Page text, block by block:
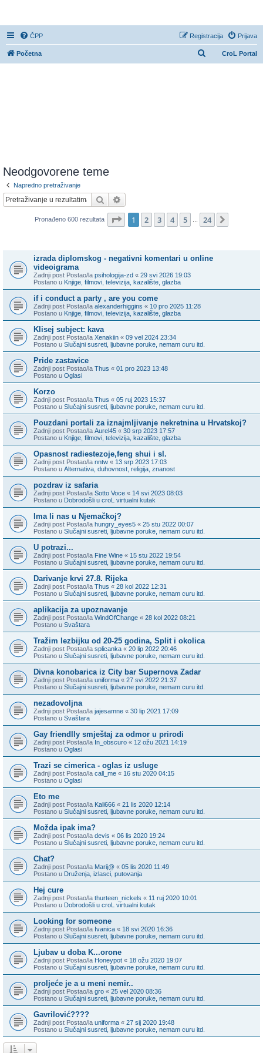
ČPP Prijava
Registracija
CroL Portal
Početna
Neodgovorene teme
Napredno pretraživanje
Pretražnik
Pronađeno 600 rezultata Stranica: 1/ 24.
1 2 3 4 5 24
izrada diplomskog - negativni komentari u online
videoigrama
Zadnji post Postao/la psihologija-zd « 29 svi 2026 19:03
Postano u Knjige, filmovi, televizija, kazalište, glazba
if i conduct a party , are you come
Zadnji post Postao/la alexanderhiggins « 10 pro 2025 11:28
Postano u Knjige, filmovi, televizija, kazalište, glazba
Klisej subject: kava
Zadnji post Postao/la Xenakiin « 09 vel 2024 23:34
Postano u Slučajni susreti, ljubavne poruke, nemam curu itd.
Pride zastavice
Zadnji post Postao/la Thus « 01 pro 2023 13:48
Postano u Oglasi
Korzo
Zadnji post Postao/la Thus « 05 ruj 2023 15:37
Postano u Slučajni susreti, ljubavne poruke, nemam curu itd.
Pouzdani portali za iznajmljivanje nekretnina u Hrvatskoj?
Zadnji post Postao/la Aurel45 « 30 srp 2023 17:57
Postano u Knjige, filmovi, televizija, kazalište, glazba
Opasnost radiestezoje,feng shui i sl.
Zadnji post Postao/la nntw « 13 srp 2023 17:03
Postano u Alternativa, duhovnost, religija, znanost
pozdrav iz safaria
Zadnji post Postao/la Sotto Voce « 14 svi 2023 08:03
Postano u Dobrodošli u croL virtualni kutak
Ima li nas u Njemačkoj?
Zadnji post Postao/la hungry_eyes5 « 25 stu 2022 00:07
Postano u Slučajni susreti, ljubavne poruke, nemam curu itd.
U potrazi...
Zadnji post Postao/la Fine Wine « 15 stu 2022 19:54
Postano u Slučajni susreti, ljubavne poruke, nemam curu itd.
Darivanje krvi 27.8. Rijeka
Zadnji post Postao/la Thus « 28 kol 2022 12:31
Postano u Slučajni susreti, ljubavne poruke, nemam curu itd.
aplikacija za upoznavanje
Zadnji post Postao/la WindOfChange « 28 kol 2022 08:21
Postano u Svaštara
Tražim lezbijku od 20-25 godina, Split i okolica
Zadnji post Postao/la splicanka « 20 lip 2022 20:46
Postano u Slučajni susreti, ljubavne poruke, nemam curu itd.
Divna konobarica iz City bar Supernova Zadar
Zadnji post Postao/la uniforma « 27 svi 2022 21:37
Postano u Slučajni susreti, ljubavne poruke, nemam curu itd.
nezadovoljna
Zadnji post Postao/la jajesamne « 30 lip 2021 17:09
Postano u Svaštara
Gay friendlly smještaj za odmor u prirodi
Zadnji post Postao/la In_obscuro « 12 ožu 2021 14:19
Postano u Oglasi
Trazi se cimerica - oglas iz usluge
Zadnji post Postao/la call_me « 16 stu 2020 04:15
Postano u Oglasi
Eto me
Zadnji post Postao/la Kali666 « 21 lis 2020 12:14
Postano u Slučajni susreti, ljubavne poruke, nemam curu itd.
Možda ipak ima?
Zadnji post Postao/la devis « 06 lis 2020 19:24
Postano u Slučajni susreti, ljubavne poruke, nemam curu itd.
Chat?
Zadnji post Postao/la Marij@ « 05 lis 2020 11:49
Postano u Druženja, izlasci, putovanja
Hej cure
Zadnji post Postao/la thurteen_nickels « 11 ruj 2020 10:01
Postano u Dobrodošli u croL virtualni kutak
Looking for someone
Zadnji post Postao/la Ivanica « 18 svi 2020 16:36
Postano u Slučajni susreti, ljubavne poruke, nemam curu itd.
Ljubav u doba K...orone
Zadnji post Postao/la Honeypot « 18 ožu 2020 19:07
Postano u Slučajni susreti, ljubavne poruke, nemam curu itd.
proljeće je a u meni nemir..
Zadnji post Postao/la gro « 25 vel 2020 08:36
Postano u Slučajni susreti, ljubavne poruke, nemam curu itd.
Gavrilović????
Zadnji post Postao/la uniforma « 27 sij 2020 19:48
Postano u Slučajni susreti, ljubavne poruke, nemam curu itd.